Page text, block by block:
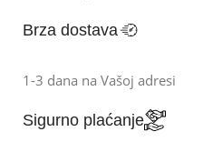
Brza dostava
1-3 dana na Vašoj adresi
Sigurno plaćanje